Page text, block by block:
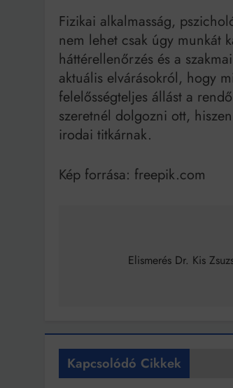
Fizikai alkalmasság,
nem lehet csak úgy munkát
háttérellenőrzés és a
aktuális elvárásokról, hogy
felelősségteljes állást a
szeretnél dolgozni ott,
irodai titkárnak.
Kép forrása: freepik.com
navigációElismerés Dr. Kis
Kapcsolódó Cikkek